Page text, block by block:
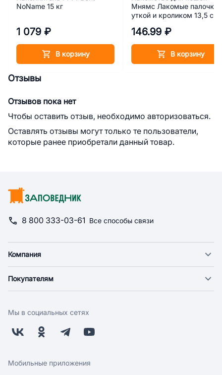
NoName 15 кг
1 079 ₽
В корзину
Мнямс Лакомые палочки
уткой и кроликом 13,5 см
146.99 ₽
В корзину
Отзывы
Отзывов пока нет
Чтобы оставить отзыв, необходимо авторизоваться.
Оставлять отзывы могут только те пользователи,
которые ранее приобретали данный товар.
8 800 333-03-61 Все способы связи
Компания
Новости
Поставщикам
Заводчикам
Обратная связь
Покупателям
Оплата
Бонусная программа
Скидки и акции
Мы в социальных сетях
Мобильные приложения